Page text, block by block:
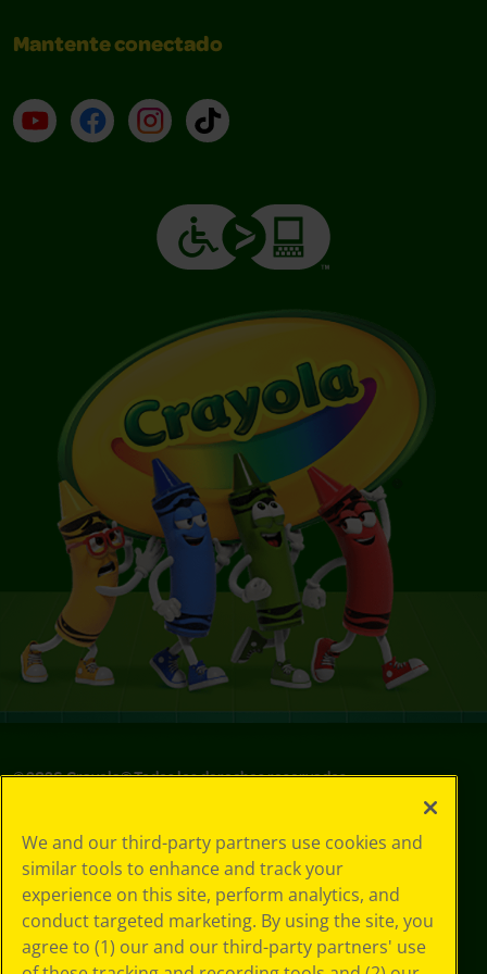
Mantente conectado
YouTube (en inglés)
Facebook (en inglés)
Instagram (en inglés)
TikTok
©2026Crayola® Todos los derechos reservados.
de privacidad
Política de
privacidad
Términos de SMS
GDPR
Aviso de
We and our third-party partners use cookies and
similar tools to enhance and track your
experience on this site, perform analytics, and
conduct targeted marketing. By using the site, you
agree to (1) our and our third-party partners' use